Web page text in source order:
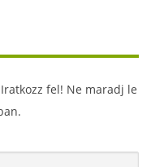
fel! Ne maradj le